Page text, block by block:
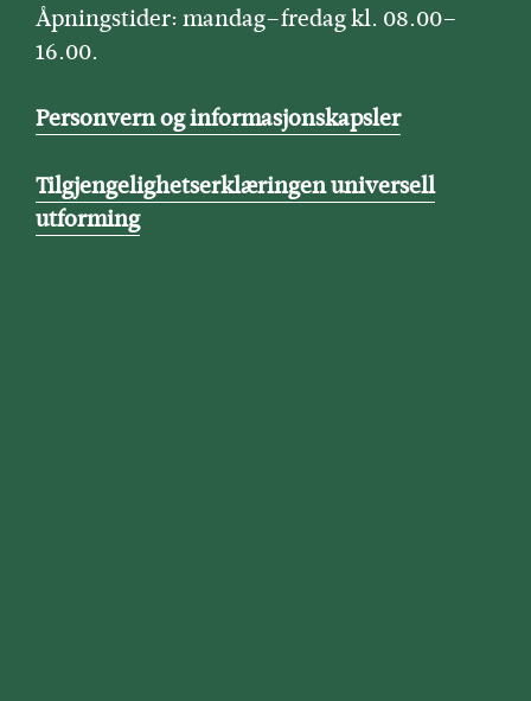
Åpningstider: mandag–fredag kl. 08.00–
16.00.
Personvern og informasjonskapsler
Tilgjengelighetserklæringen universell
utforming